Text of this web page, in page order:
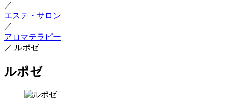
／
エステ・サロン
／
アロマテラピー
／ ルポゼ
ルポゼ